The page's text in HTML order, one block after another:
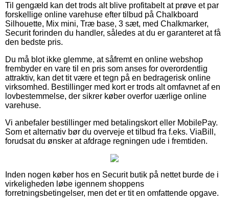
Til gengæld kan det trods alt blive profitabelt at prøve et par
forskellige online varehuse efter tilbud på Chalkboard
Silhouette, Mix mini, Træ base, 3 sæt, med Chalkmarker,
Securit forinden du handler, således at du er garanteret at få
den bedste pris.
Du må blot ikke glemme, at såfremt en online webshop
frembyder en vare til en pris som anses for overordentlig
attraktiv, kan det tit være et tegn på en bedragerisk online
virksomhed. Bestillinger med kort er trods alt omfavnet af en
lovbestemmelse, der sikrer køber overfor uærlige online
varehuse.
Vi anbefaler bestillinger med betalingskort eller MobilePay.
Som et alternativ bør du overveje et tilbud fra f.eks. ViaBill,
forudsat du ønsker at afdrage regningen ude i fremtiden.
Inden nogen køber hos en Securit butik på nettet burde de i
virkeligheden løbe igennem shoppens
forretningsbetingelser, men det er tit en omfattende opgave.